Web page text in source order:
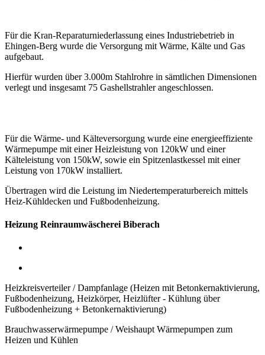
Für die Kran-Reparaturniederlassung eines Industriebetrieb in
Ehingen-Berg wurde die Versorgung mit Wärme, Kälte und Gas
aufgebaut.
Hierfür wurden über 3.000m Stahlrohre in sämtlichen Dimensionen
verlegt und insgesamt 75 Gashellstrahler angeschlossen.
Für die Wärme- und Kälteversorgung wurde eine energieeffiziente
Wärmepumpe mit einer Heizleistung von 120kW und einer
Kälteleistung von 150kW, sowie ein Spitzenlastkessel mit einer
Leistung von 170kW installiert.
Übertragen wird die Leistung im Niedertemperaturbereich mittels
Heiz-Kühldecken und Fußbodenheizung.
Heizung Reinraumwäscherei Biberach
Heizkreisverteiler / Dampfanlage (Heizen mit Betonkernaktivierung,
Fußbodenheizung, Heizkörper, Heizlüfter - Kühlung über
Fußbodenheizung + Betonkernaktivierung)
Brauchwasserwärmepumpe / Weishaupt Wärmepumpen zum
Heizen und Kühlen